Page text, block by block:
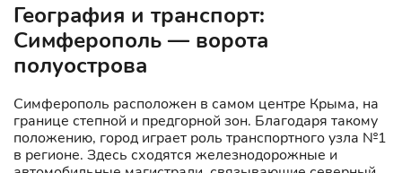
География и транспорт:
Симферополь — ворота
полуострова
Симферополь расположен в самом центре Крыма, на
границе степной и предгорной зон. Благодаря такому
положению, город играет роль транспортного узла №1
в регионе. Здесь сходятся железнодорожные и